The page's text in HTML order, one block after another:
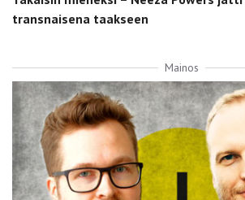
transnaisena taakseen
Mainos